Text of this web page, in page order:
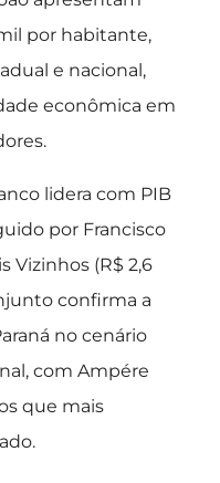
por habitante,
e nacional,
econômica em
lidera com PIB
por Francisco
Vizinhos (R$ 2,6
confirma a
no cenário
com Ampére
que mais